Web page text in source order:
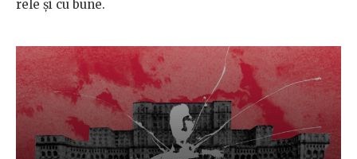
rele și cu bune.